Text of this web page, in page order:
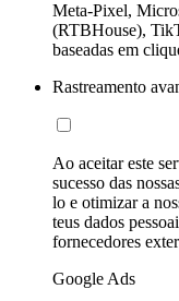
Meta-Pixel,
(RTBHouse),
baseadas em
Rastreamento
Ao aceitar este
sucesso das
lo e otimizar a
teus dados
fornecedores
Google Ads